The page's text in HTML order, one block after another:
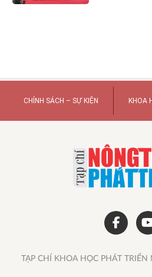
CHÍNH SÁCH – SỰ KIỆN KHOA
TẠP CHÍ KHOA HỌC PHÁT